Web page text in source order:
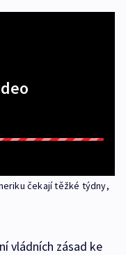
čekají těžké týdny,
vládních zásad ke